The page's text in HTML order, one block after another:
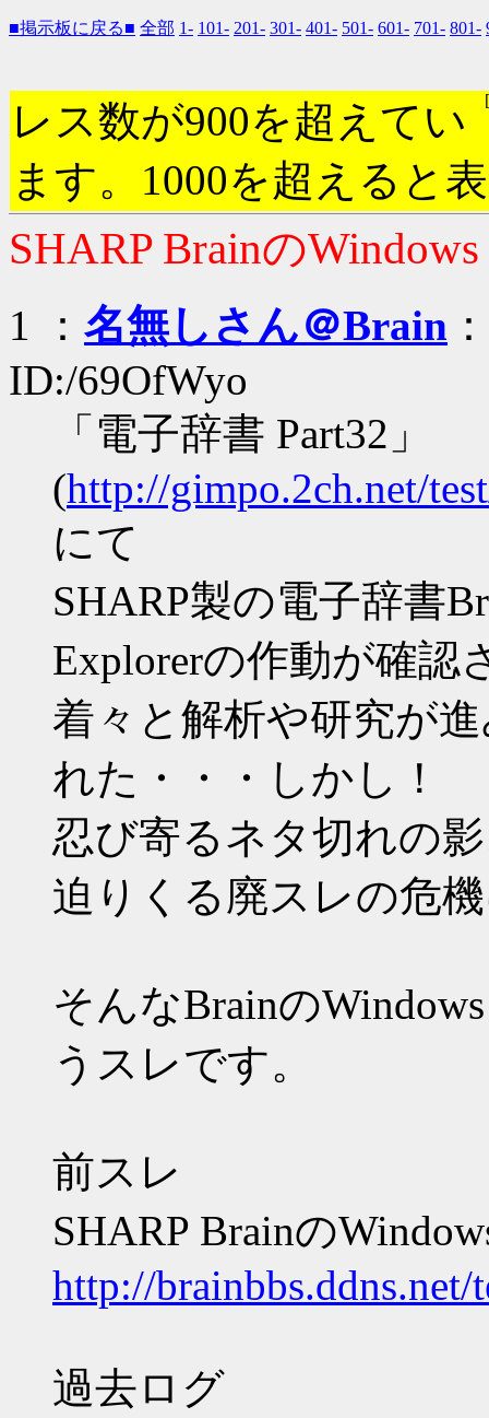
■掲示板に戻る■ 全部 1- 101- 201- 301- 401- 501- 601- 701- 801-
レス数が900を超えてい
ます。1000を超えると
SHARP Brainの
1 ： 名無しさん＠Brain
ID:/69OfWyo
「電子辞書 Part32」
(http://gimpo.2ch.net/
にて
SHARP製の電子辞書
Explorerの作動が確認
着々と解析や研究が
れた・・・しかし！
忍び寄るネタ切れの
迫りくる廃スレの危
そんなBrainの
うスレです。
前スレ
SHARP Brainの
http://
過去ログ